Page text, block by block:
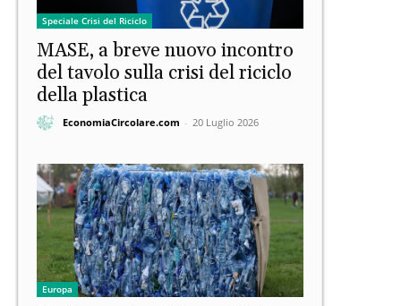
Speciale Crisi del Riciclo
MASE, a breve nuovo incontro
del tavolo sulla crisi del riciclo
della plastica
EconomiaCircolare.com - 20 Luglio 2026
Europa